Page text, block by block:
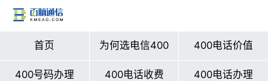
首页 为何选电信400 400电话价值
400号码办理 400电话收费 400电话办理